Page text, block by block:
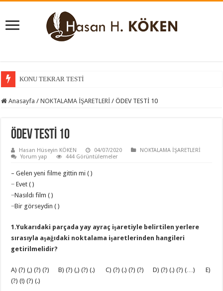
KONU TEKRAR TESTİ
Anasayfa / NOKTALAMA İŞARETLERİ / ÖDEV TESTİ 10
ÖDEV TESTİ 10
Hasan Hüseyin KÖKEN 04/07/2020
NOKTALAMA İŞARETLERİ
Yorum yap
444 Görüntülemeler
– Gelen yeni filme gittin mi ( )
− Evet ( )
−Nasıldı film ( )
−Bir görseydin ( )
1.Yukarıdaki parçada yay ayraç işaretiyle belirtilen yerlere
sırasıyla aşağıdaki noktalama işaretlerinden hangileri
getirilmelidir?
A) (?) (,) (?) (?) B) (?) (,) (?) (.) C) (?) (.) (?) (?) D) (?) (.) (?) (…) E)
(?) (!) (?) (.)